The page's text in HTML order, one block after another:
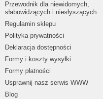
Przewodnik dla niewidomych,
słabowidzących i niesłyszących
Regulamin sklepu
Polityka prywatności
Deklaracja dostępności
Formy i koszty wysyłki
Formy płatności
Usprawnij nasz serwis WWW
Blog